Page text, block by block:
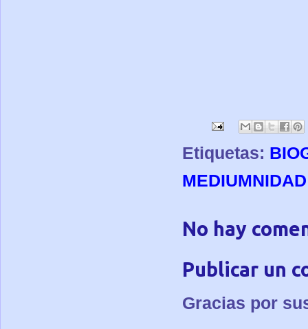
Etiquetas:
MEDIUMNIDAD
No hay
Publicar un
Gracias por